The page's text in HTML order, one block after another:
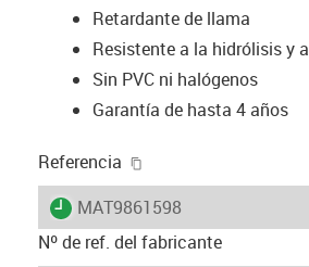
Retardante de llama
Resistente a la hidrólisis y
Sin PVC ni halógenos
Garantía de hasta 4 años
Referencia
igus-icon-lieferzeit
MAT9861598
Nº de ref. del fabricante